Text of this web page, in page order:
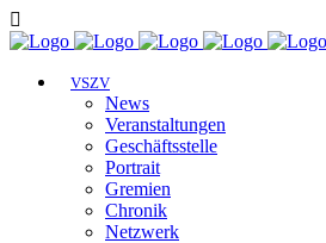
VSZV
News
Veranstaltungen
Geschäftsstelle
Portrait
Gremien
Chronik
Netzwerk